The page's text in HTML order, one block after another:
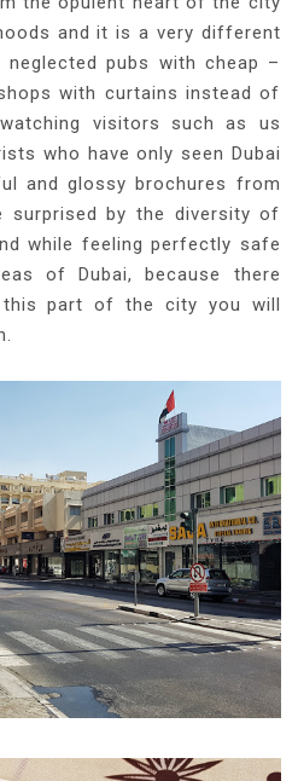
and it is a very different
pubs with cheap –
with curtains instead of
visitors such as us
who have only seen Dubai
and glossy brochures from
surprised by the diversity of
while feeling perfectly safe
of Dubai, because there
part of the city you will